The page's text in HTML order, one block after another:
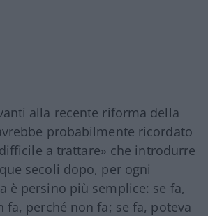
alla recente riforma della
probabilmente ricordato
a trattare» che introdurre
secoli dopo, per ogni
è persino più semplice: se fa,
fa, perché non fa; se fa, poteva